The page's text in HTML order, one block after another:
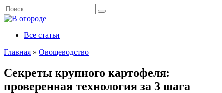
Перейти
к
содержанию
Search
for:
Все статьи
Главная » Овощеводство
Секреты крупного картофеля:
проверенная технология за 3 шага